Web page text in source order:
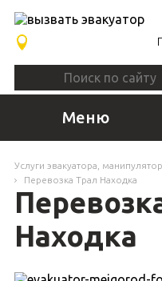
Меню
Услуги эвакуатора,
Перевозка Трал Находка
Находка